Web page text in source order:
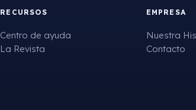
RECURSOS
Centro de ayuda
La Revista
EMPRESA
Nuestra
Contacto